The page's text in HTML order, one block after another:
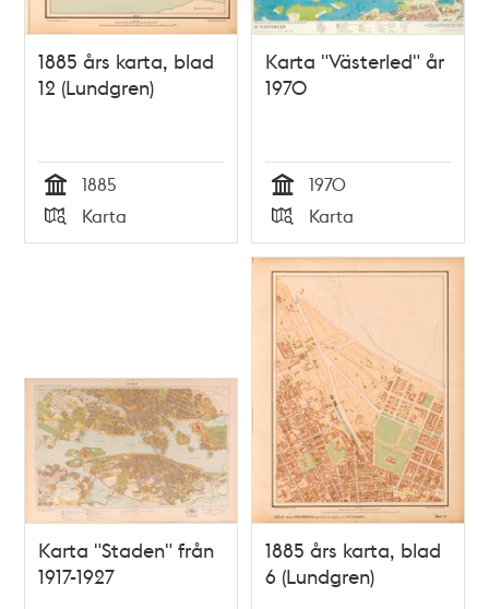
1885 års karta, blad
12 (Lundgren)
Tid
1885
Typ
Karta
Karta "Västerled" år
1970
Tid
1970
Typ
Karta
Karta "Staden" från
1917-1927
1885 års karta, blad
6 (Lundgren)